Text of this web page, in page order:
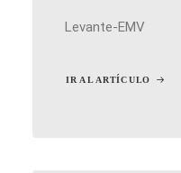
Levante-EMV
IR AL ARTÍCULO